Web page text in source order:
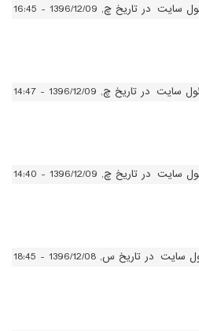
سایت در تاریخ چ, 1396/12/09 - 16:45
سایت در تاریخ چ, 1396/12/09 - 14:47
سایت در تاریخ چ, 1396/12/09 - 14:40
سایت در تاریخ س, 1396/12/08 - 18:45